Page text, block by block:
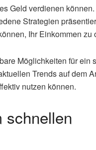
Geld verdienen
Strategien
Ihr Einkommen zu
Möglichkeiten für ein
Trends auf dem
nutzen können.
schnellen